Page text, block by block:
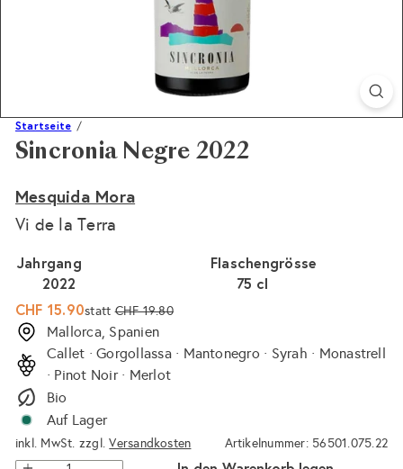
Startseite
Sincronia Negre 2022
Mesquida Mora
Vi de la Terra
Flaschengrösse
75 cl
Jahrgang
2022
Sonderpreis
CHF 15.90
Normaler
Preis
stattCHF 19.80
Mallorca, Spanien
Callet · Gorgollassa · Mantonegro · Syrah · Monastrell
· Pinot Noir · Merlot
Bio
Auf Lager
inkl. MwSt. zzgl.Versandkosten Artikelnummer: 56501.075.22